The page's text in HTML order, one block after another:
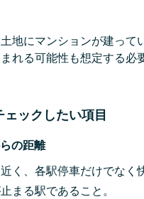
地にマンションが建って
れる可能性も想定する必
ックしたい項目
の距離
く、各駅停車だけでなく
まる駅であること。